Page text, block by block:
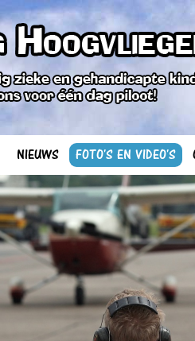
NIEUWS FOTO'S EN VIDEO'S